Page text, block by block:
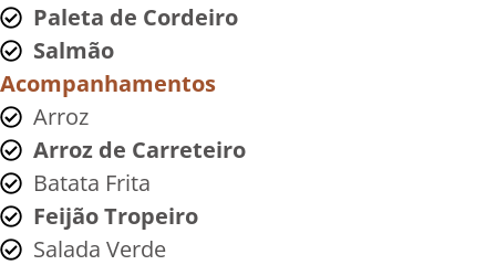
Paleta de Cordeiro
Salmão
Acompanhamentos
Arroz
Arroz de Carreteiro
Batata Frita
Feijão Tropeiro
Salada Verde